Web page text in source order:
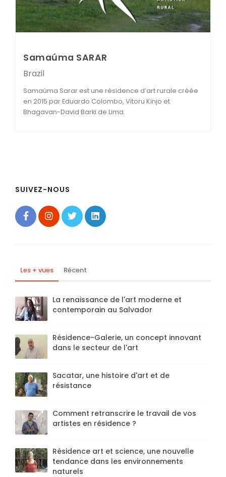
Samaúma SARAR
Brazil
Samaúma Sarar est une résidence d’art rurale créée
en 2015 par Eduardo Colombo, Vitoru Kinjo et
Bhagavan-David Barki de Lima.
SUIVEZ-NOUS
Les + vues Récent
La renaissance de l'art moderne et
contemporain au Salvador
Résidence-Galerie, un concept innovant
dans le secteur de l'art
Sacatar, une histoire d'art et de
résistance
Comment retranscrire le travail de vos
artistes en résidence ?
Résidence art et science, une nouvelle
tendance dans les environnements
naturels